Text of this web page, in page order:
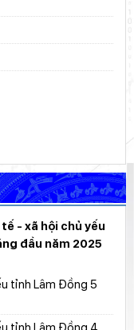
- xã hội chủ yếu
đầu năm 2025
tỉnh Lâm Đồng 5